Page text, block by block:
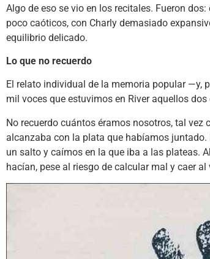
Algo de eso se vio en los recitales. Fueron
poco caóticos, con Charly demasiado
equilibrio delicado.
Lo que no recuerdo
El relato individual de la memoria popular —y,
mil voces que estuvimos en River aquellos dos
No recuerdo cuántos éramos nosotros, tal
alcanzaba con la plata que habíamos
un salto y caímos en la que iba a las plateas.
hacían, pese al riesgo de calcular mal y caer